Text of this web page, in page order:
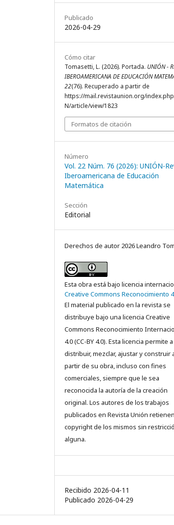
Publicado
2026-04-29
Cómo citar
Tomasetti, L. (2026). Portada. UNIÓN -
IBEROAMERICANA DE EDUCACIÓN
22(76). Recuperado a partir de
https://mail.revistaunion.org/
N/article/view/1823
Formatos de citación
Número
Vol. 22 Núm. 76 (2026): UNIÓN-
Iberoamericana de Educación
Matemática
Sección
Editorial
Derechos de autor 2026 Leandro
Esta obra está bajo licencia
Creative Commons Reconocimiento
El material publicado en la revista se
distribuye bajo una licencia Creative
Commons Reconocimiento
4.0 (CC-BY 4.0). Esta licencia permite
distribuir, mezclar, ajustar y construir
partir de su obra, incluso con fines
comerciales, siempre que le sea
reconocida la autoría de la creación
original. Los autores de los trabajos
publicados en Revista Unión
copyright de los mismos sin
alguna.
Recibido 2026-04-11
Publicado 2026-04-29